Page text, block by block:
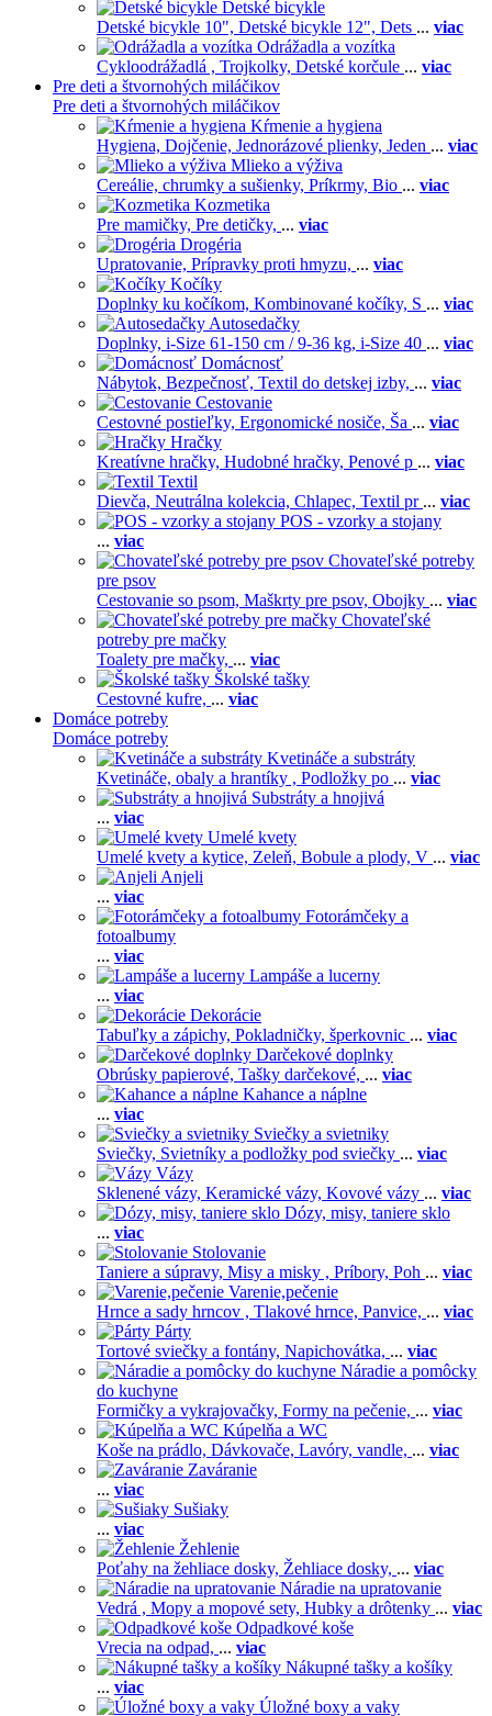
Detské bicykle
Detské bicykle 10", Detské bicykle 12", Dets ... viac
Odrážadla a vozítka
Cykloodrážadlá , Trojkolky, Detské korčule ... viac
Pre deti a štvornohých miláčikov
Pre deti a štvornohých miláčikov
Kŕmenie a hygiena
Hygiena, Dojčenie, Jednorázové plienky, Jeden ... viac
Mlieko a výživa
Cereálie, chrumky a sušienky, Príkrmy, Bio ... viac
Kozmetika
Pre mamičky, Pre detičky, ... viac
Drogéria
Upratovanie, Prípravky proti hmyzu, ... viac
Kočíky
Doplnky ku kočíkom, Kombinované kočíky, S ... viac
Autosedačky
Doplnky, i-Size 61-150 cm / 9-36 kg, i-Size 40 ... viac
Domácnosť
Nábytok, Bezpečnosť, Textil do detskej izby, ... viac
Cestovanie
Cestovné postieľky, Ergonomické nosiče, Ša ... viac
Hračky
Kreatívne hračky, Hudobné hračky, Penové p ... viac
Textil
Dievča, Neutrálna kolekcia, Chlapec, Textil pr ... viac
POS - vzorky a stojany
... viac
Chovateľské potreby
pre psov
Cestovanie so psom, Maškrty pre psov, Obojky ... viac
Chovateľské
potreby pre mačky
Toalety pre mačky, ... viac
Školské tašky
Cestovné kufre, ... viac
Domáce potreby
Domáce potreby
Kvetináče a substráty
Kvetináče, obaly a hrantíky , Podložky po ... viac
Substráty a hnojivá
... viac
Umelé kvety
Umelé kvety a kytice, Zeleň, Bobule a plody, V ... viac
Anjeli
... viac
Fotorámčeky a
fotoalbumy
... viac
Lampáše a lucerny
... viac
Dekorácie
Tabuľky a zápichy, Pokladničky, šperkovnic ... viac
Darčekové doplnky
Obrúsky papierové, Tašky darčekové, ... viac
Kahance a náplne
... viac
Sviečky a svietniky
Sviečky, Svietníky a podložky pod sviečky ... viac
Vázy
Sklenené vázy, Keramické vázy, Kovové vázy ... viac
Dózy, misy, taniere sklo
... viac
Stolovanie
Taniere a súpravy, Misy a misky , Príbory, Poh ... viac
Varenie,pečenie
Hrnce a sady hrncov , Tlakové hrnce, Panvice, ... viac
Párty
Tortové sviečky a fontány, Napichovátka, ... viac
Náradie a pomôcky
do kuchyne
Formičky a vykrajovačky, Formy na pečenie, ... viac
Kúpelňa a WC
Koše na prádlo, Dávkovače, Lavóry, vandle, ... viac
Zaváranie
... viac
Sušiaky
... viac
Žehlenie
Poťahy na žehliace dosky, Žehliace dosky, ... viac
Náradie na upratovanie
Vedrá , Mopy a mopové sety, Hubky a drôtenky ... viac
Odpadkové koše
Vrecia na odpad, ... viac
Nákupné tašky a košíky
... viac
Úložné boxy a vaky